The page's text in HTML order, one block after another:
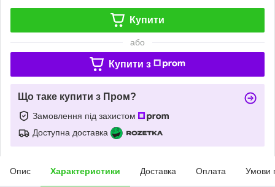
Купити
або
Купити з
Що таке купити з Пром?
Замовлення під захистом
Доступна доставка
Опис Характеристики Доставка Оплата Умови